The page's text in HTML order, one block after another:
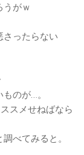
がｗ
さったらない
のが…。
スメせねばなら
べてみると。